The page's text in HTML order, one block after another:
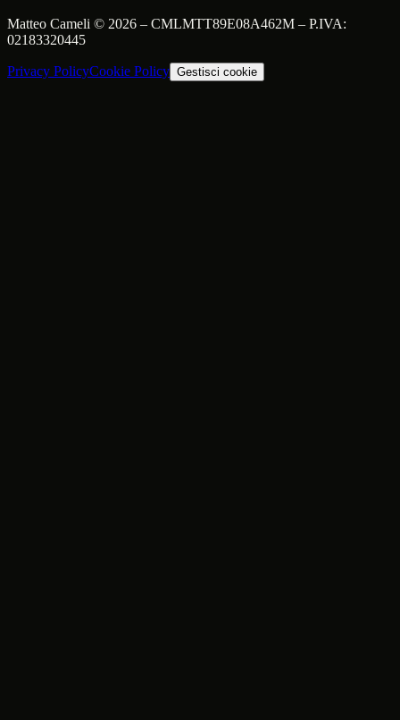
Matteo Cameli © 2026 – CMLMTT89E08A462M – P.IVA:
02183320445
Privacy PolicyCookie Policy Gestisci cookie